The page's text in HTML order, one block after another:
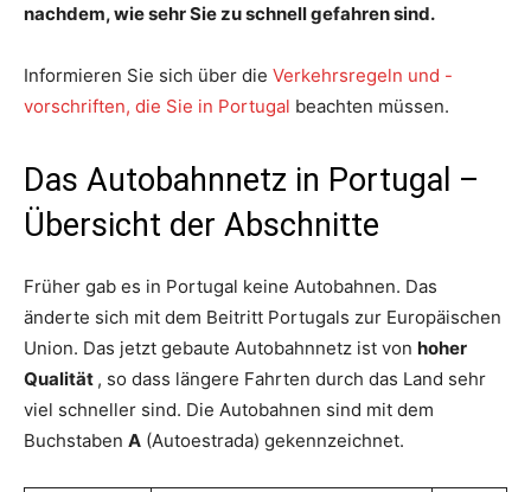
nachdem, wie sehr Sie zu schnell gefahren sind.
Informieren Sie sich über die Verkehrsregeln und -
vorschriften, die Sie in Portugal beachten müssen.
Das Autobahnnetz in Portugal –
Übersicht der Abschnitte
Früher gab es in Portugal keine Autobahnen. Das
änderte sich mit dem Beitritt Portugals zur Europäischen
Union. Das jetzt gebaute Autobahnnetz ist von hoher
Qualität , so dass längere Fahrten durch das Land sehr
viel schneller sind. Die Autobahnen sind mit dem
Buchstaben A (Autoestrada) gekennzeichnet.